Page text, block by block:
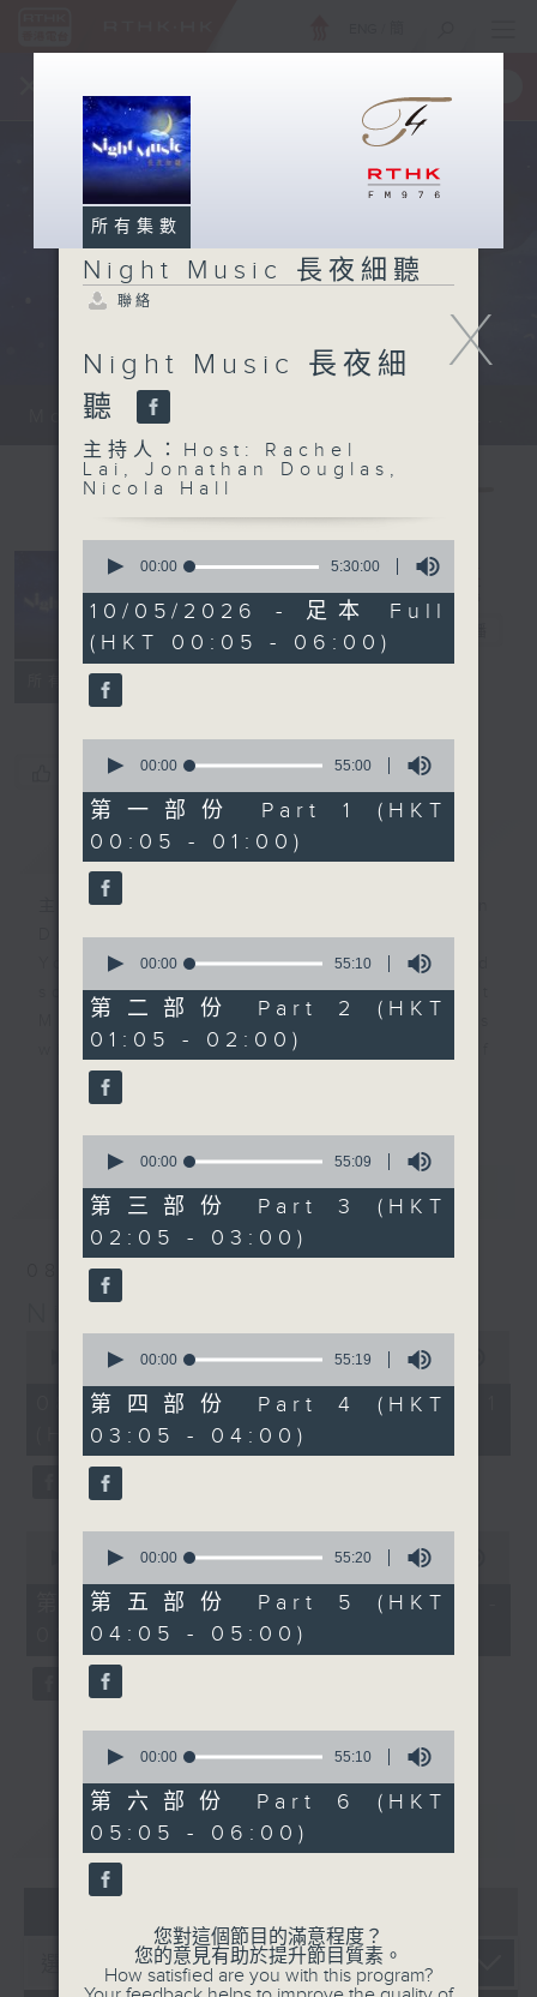
一手掌握 RTHK 電台、電視節目
Monday - Sunday 星期一至日 12am...
所有集數
Night Music
長夜細聽
您喜歡這個節目嗎?
簡介 GIST
主持人：Host: Rachel Lai, Jonathan
Douglas, Nicola Hall
You will find many soft pieces and
some Chinese works in Night
Music. Friday and Saturday nights
will begin with two hours of
enjoyable jazz music.
When you are alone and sleepless,
please remember good music is
always there on Radio 4.
「長夜細聽」節目當然少不了氣質優雅的作
品，每晚亦會精選一些中國音樂送上。週五和
如果哪天你不能入睡，別忘了第四台這裡總有
值得細聽的音樂。
最新 LATEST
08/08/2026
Night Music 長夜細聽
seconds
minutes,
seconds
00:00 55:00
08/08/2026 - 第一部份 Part 1
(HKT 00:05 - 01:00)
seconds
minutes,
seconds
00:00 55:00
第二部份 Part 2 (HKT 01:05 -
02:00)
重溫 CATCHUP
X
所有集數
Night Music 長夜細聽
聯絡
Night Music 長夜細
聽
主持人：Host: Rachel
Lai, Jonathan Douglas,
Nicola Hall
seconds
5
hours,
30
minutes,
0
seconds
00:00 5:30:00
10/05/2026 - 足本 Full
(HKT 00:05 - 06:00)
seconds
55
minutes,
0
seconds
00:00 55:00
第一部份 Part 1 (HKT
00:05 - 01:00)
seconds
55
minutes,
10
seconds
00:00 55:10
第二部份 Part 2 (HKT
01:05 - 02:00)
seconds
55
minutes,
9
seconds
00:00 55:09
第三部份 Part 3 (HKT
02:05 - 03:00)
seconds
55
minutes,
19
seconds
00:00 55:19
第四部份 Part 4 (HKT
03:05 - 04:00)
seconds
55
minutes,
20
seconds
00:00 55:20
第五部份 Part 5 (HKT
04:05 - 05:00)
seconds
55
minutes,
10
seconds
00:00 55:10
第六部份 Part 6 (HKT
05:05 - 06:00)
您對這個節目的滿意程度？
您的意見有助於提升節目質素。
How satisfied are you with this program?